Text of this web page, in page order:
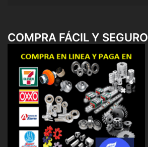
COMPRA FÁCIL Y SEGURO